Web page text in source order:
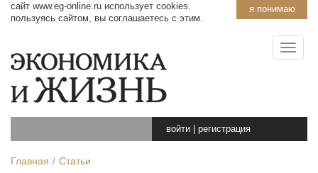
я понимаю
сайт www.eg-online.ru использует cookies.
пользуясь сайтом, вы соглашаетесь с этим.
войти регистрация
Главная Статьи